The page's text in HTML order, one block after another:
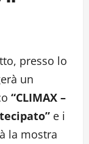
presso lo
un
“CLIMAX –
e i
la mostra